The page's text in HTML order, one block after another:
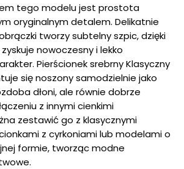
tego modelu jest prostota
oryginalnym detalem. Delikatnie
tworzy subtelny szpic, dzięki
nowoczesny i lekko
Pierścionek srebrny Klasyczny
się noszony samodzielnie jako
dłoni, ale równie dobrze
z innymi cienkimi
zestawić go z klasycznymi
z cyrkoniami lub modelami o
formie, tworząc modne